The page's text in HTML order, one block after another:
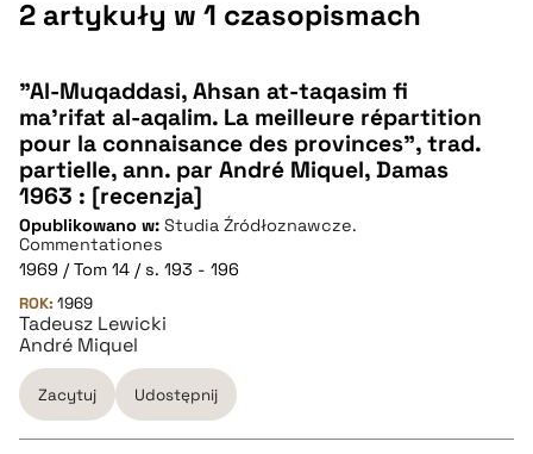
2 artykuły w 1 czasopismach
"Al-Muqaddasi, Ahsan at-taqasim fi
ma'rifat al-aqalim. La meilleure répartition
pour la connaisance des provinces", trad.
partielle, ann. par André Miquel, Damas
1963 : [recenzja]
Opublikowano w: Studia Źródłoznawcze.
Commentationes
1969 / Tom 14 / s. 193 - 196
ROK: 1969
Tadeusz Lewicki
André Miquel
Zacytuj Udostępnij